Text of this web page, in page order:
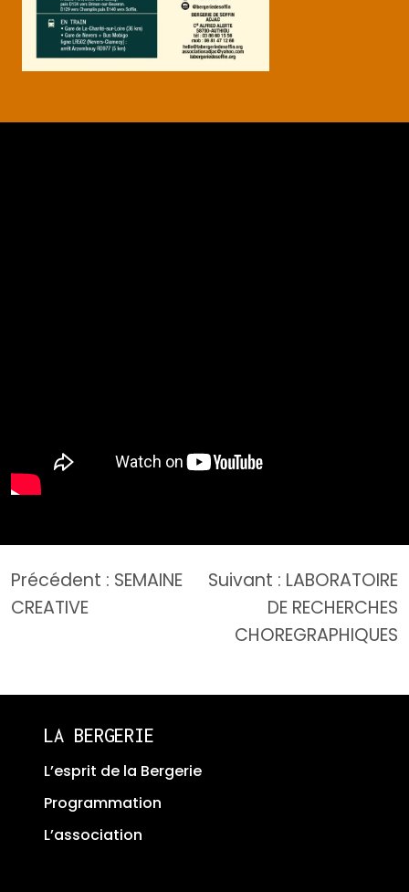
Navigation
de
Précédent : SEMAINE
CREATIVE
Suivant : LABORATOIRE
DE RECHERCHES
CHOREGRAPHIQUES
LA BERGERIE
L’esprit de la Bergerie
Programmation
L’association